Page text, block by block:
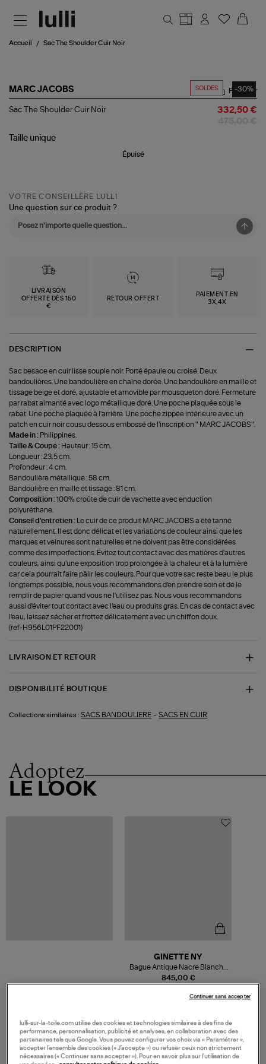
Accueil Sac The Shoulder Cuir Noir
SOLDES -30%
MARC JACOBS
Sac
Cuir
Partager
Sac The Shoulder Cuir Noir 332,50 €
Taille unique
Épuisé
VOTRE CONSEILLÈRE LULLI
Une question sur ce produit ?
LIVRAISON
OFFERTE DÈS 150
€
RETOUR OFFERT
PAIEMENT EN
3X,4X
DESCRIPTION
Sac besace en cuir lisse souple noir. Porté épaule ou croisé. Deux
bandoulières. Une bandoulière en chaîne dorée. Une bandoulière en maille et
tissage beige et doré, ajustable et amovible par mousqueton doré. Fermeture
par rabat aimanté avec logo métallique doré. Une poche plaquée sous le
rabat. Une poche plaquée à l'arrière. Une poche zippée intérieure avec un
patch en cuir noir cousu dessous embossé de l'inscription " MARC JACOBS".
Made in : Philippines.
Taille & Coupe : Hauteur : 15 cm.
Longueur : 23,5 cm.
Profondeur : 4 cm.
Bandoulière métallique : 58 cm.
Bandoulière en maille et tissage : 81 cm.
Composition :100% croûte de cuir de vachette avec enduction
polyuréthane.
Conseil d'entretien :
Le cuir de ce produit MARC JACOBS a été tanné
naturellement. Il est donc délicat et les variations de couleur ainsi que les
marques et veinures sont naturelles et ne doivent pas être considérées
comme des imperfections. Evitez tout contact avec des matières d'autres
couleurs, ainsi qu'une exposition trop prolongée à la chaleur et à la lumière
car cela pourrait faire pâlir les couleurs. Pour que votre sac reste beau le plus
longtemps possible, nous vous recommandons d'en prendre soin et de le
remplir de papier quand vous ne l'utilisez pas. Nous vous recommandons
aussi d'éviter tout contact avec l'eau ou produits gras. En cas de contact avec
l'eau, laissez sécher et frottez délicatement avec un chiffon doux.
(ref-H956L01PF22001)
LIVRAISON ET RETOUR
DISPONIBILITÉ BOUTIQUE
Collections similaires : SACS BANDOULIERE -SACS EN CUIR
Adoptez
LE LOOK
845,00 €
GINETTE NY
Bague Antique Nacre Blanche
Or Rose
VOS DERNIERS PRODUITS VUS
lulli-sur-la-toile.com utilise des cookies et technologies similaires à des fins de
performance, personnalisation, publicité et analyses, en collaboration avec des
partenaires tels que Google. Vous pouvez configurer vos choix via « Paramétrer »,
accepter l’ensemble des cookies (« J’accepte ») ou refuser ceux non strictement
nécessaires (« Continuer sans accepter »). Pour en savoir plus sur l’utilisation de
Continuer sans accepter